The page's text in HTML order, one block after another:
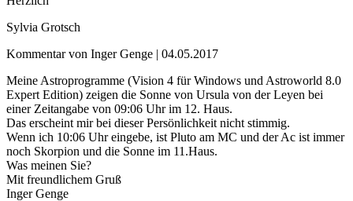
Sylvia Grotsch
Kommentar von Inger Genge | 04.05.2017
Meine Astroprogramme (Vision 4 für Windows und Astroworld 8.0
Expert Edition) zeigen die Sonne von Ursula von der Leyen bei
einer Zeitangabe von 09:06 Uhr im 12. Haus.
Das erscheint mir bei dieser Persönlichkeit nicht stimmig.
Wenn ich 10:06 Uhr eingebe, ist Pluto am MC und der Ac ist immer
noch Skorpion und die Sonne im 11.Haus.
Was meinen Sie?
Mit freundlichem Gruß
Inger Genge